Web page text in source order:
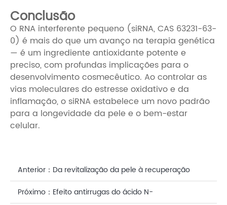
Conclusão
O RNA interferente pequeno (siRNA, CAS 63231-63-
0) é mais do que um avanço na terapia genética
— é um ingrediente antioxidante potente e
preciso, com profundas implicações para o
desenvolvimento cosmecêutico. Ao controlar as
vias moleculares do estresse oxidativo e da
inflamação, o siRNA estabelece um novo padrão
para a longevidade da pele e o bem-estar
celular.
Anterior： Da revitalização da pele à recuperação
muscular: o poder do ácido N-acetilneuramínico em
Próximo： Efeito antirrugas do ácido N-